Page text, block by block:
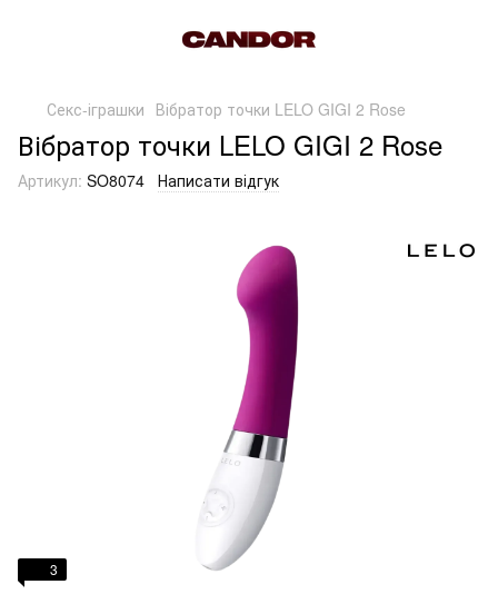
Секс-іграшки Вібратор точки LELO GIGI 2 Rose
Вібратор точки LELO GIGI 2 Rose
Артикул: SO8074 Написати відгук
3